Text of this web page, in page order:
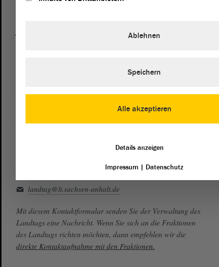
Telefon und Fax
Presse- und Öffentlichkeitsarbeit
Besucherdienst
landtag@lt.sachsen-anhalt.de
Mit diesem Kontaktformular senden Sie der Verwaltung des
Landtags eine Nachricht. Wenn Sie sich an die Fraktionen
des Landtags richten möchten, dann empfehlen wir die
direkte Kontaktaufnahme mit den Fraktionen.
Alle akzeptieren
Ablehnen
Speichern
Details anzeigen
Impressum | Datenschutz